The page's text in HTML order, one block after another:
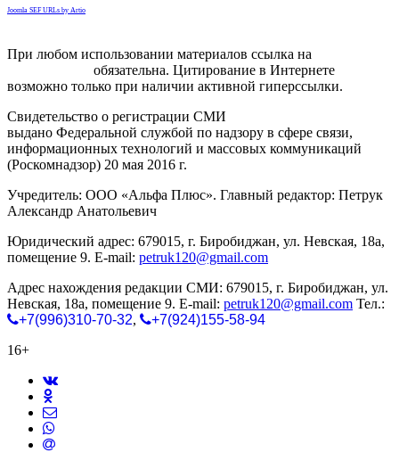
Joomla SEF URLs by Artio
При любом использовании материалов ссылка на
обязательна. Цитирование в Интернете
возможно только при наличии активной гиперссылки.
Свидетельство о регистрации СМИ
выдано Федеральной службой по надзору в сфере связи,
информационных технологий и массовых коммуникаций
(Роскомнадзор) 20 мая 2016 г.
Учредитель: ООО «Альфа Плюс». Главный редактор: Петрук
Александр Анатольевич
Юридический адрес: 679015, г. Биробиджан, ул. Невская, 18а,
помещение 9. E-mail: petruk120@gmail.com
Адрес нахождения редакции СМИ: 679015, г. Биробиджан, ул.
Невская, 18а, помещение 9. E-mail: petruk120@gmail.com Тел.:
+7(996)310-70-32,
+7(924)155-58-94
16+